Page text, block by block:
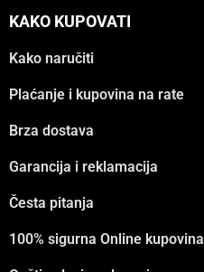
KAKO KUPOVATI
Kako naručiti
Plaćanje i kupovina na rate
Brza dostava
Garancija i reklamacija
Česta pitanja
100% sigurna Online kupovina